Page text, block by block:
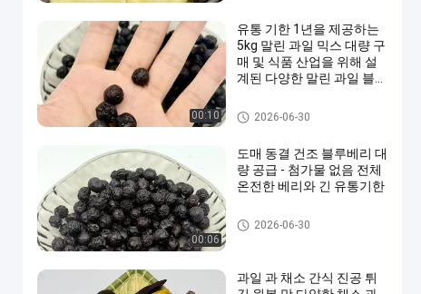
00:10
유통 기한 1년을 제공하는
5kg 말린 과일 믹스 대량 구
매 및 식품 산업을 위해 설
계된 다양한 말린 과일 블렌
과일 과 채소 간식
2026-06-30
00:06
도매 동결 건조 블루베리 대
량 공급 - 첨가물 없음 전체
온전한 베리와 긴 유통기한
전병 과자
2026-06-30
과일 과 채소 간식 진공 튀